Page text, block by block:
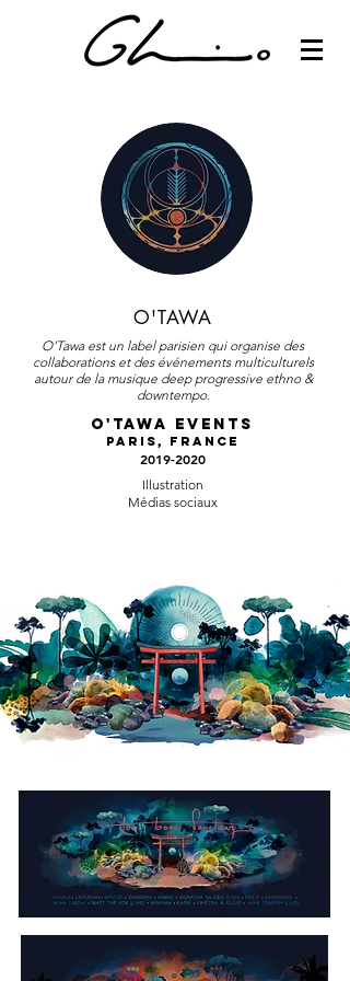
O'TAWA
O'Tawa est un label parisien qui organise des
collaborations et des événements multiculturels
autour de la musique deep progressive ethno &
downtempo.
O'TAWA EVENTS
Paris, France
2019-2020
Illustration
Médias sociaux